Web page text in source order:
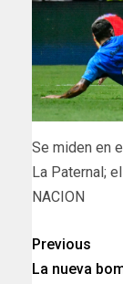
​Se miden en
La Paternal;
NACION
Previous
La nueva